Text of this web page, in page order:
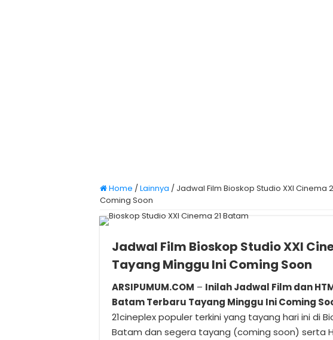
Home /Lainnya / Jadwal Film Bioskop Studio XXI Cinema
Coming Soon
Jadwal Film Bioskop Studio XXI
Tayang Minggu Ini Coming Soon
ARSIPUMUM.COM – Inilah Jadwal Film dan
Batam Terbaru Tayang Minggu Ini Coming
21cineplex populer terkini yang tayang hari ini di
Batam dan segera tayang (coming soon) serta